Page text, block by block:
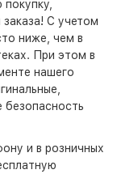
С учетом
ниже, чем в
При этом в
нашего
безопасность
и в розничных